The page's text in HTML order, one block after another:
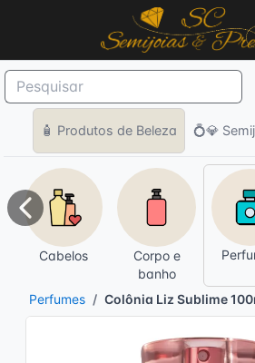
🧴 Produtos de Beleza 💍💎
Cabelos
Corpo e
banho
Anterior
Perfumes Colônia Liz Sublime